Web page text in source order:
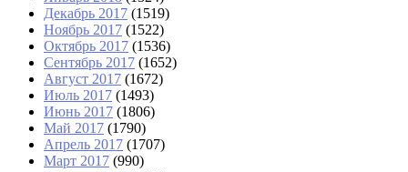
Декабрь 2017 (1519)
Ноябрь 2017 (1522)
Октябрь 2017 (1536)
Сентябрь 2017 (1652)
Август 2017 (1672)
Июль 2017 (1493)
Июнь 2017 (1806)
Май 2017 (1790)
Апрель 2017 (1707)
Март 2017 (990)